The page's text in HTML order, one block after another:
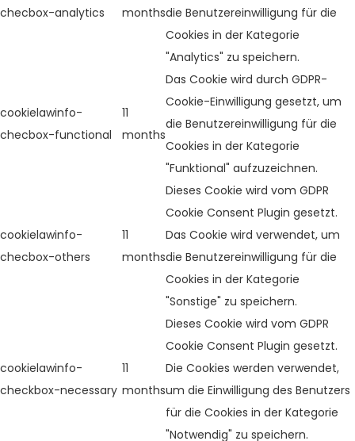
checbox-analytics
monthsdie Benutzereinwilligung für die
Cookies in der Kategorie
"Analytics" zu speichern.
cookielawinfo-
checbox-functional
11
months
Das Cookie wird durch GDPR-
Cookie-Einwilligung gesetzt, um
die Benutzereinwilligung für die
Cookies in der Kategorie
"Funktional" aufzuzeichnen.
cookielawinfo-
checbox-others
11
months
Dieses Cookie wird vom GDPR
Cookie Consent Plugin gesetzt.
Das Cookie wird verwendet, um
die Benutzereinwilligung für die
Cookies in der Kategorie
"Sonstige" zu speichern.
cookielawinfo-
checkbox-necessary
11
months
Dieses Cookie wird vom GDPR
Cookie Consent Plugin gesetzt.
Die Cookies werden verwendet,
um die Einwilligung des Benutzers
für die Cookies in der Kategorie
"Notwendig" zu speichern.